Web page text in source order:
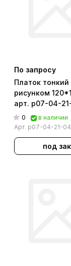
По запросу
Платок тонкий
рисунком
арт. р07-04-
0
в наличии
Арт. р07-04-21-04
под